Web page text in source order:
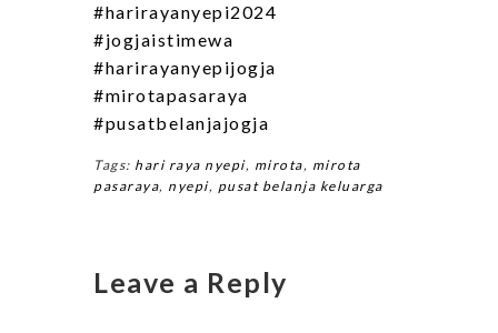
#harirayanyepi2024
#jogjaistimewa
#harirayanyepijogja
#mirotapasaraya
#pusatbelanjajogja
Tags: hari raya nyepi, mirota, mirota
pasaraya, nyepi, pusat belanja keluarga
Leave a Reply